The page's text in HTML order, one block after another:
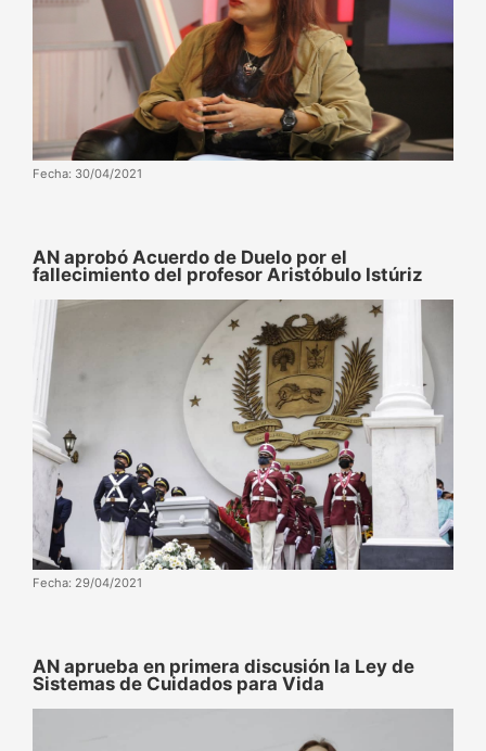
Fecha: 30/04/2021
AN aprobó Acuerdo de Duelo por el
fallecimiento del profesor Aristóbulo Istúriz
Fecha: 29/04/2021
AN aprueba en primera discusión la Ley de
Sistemas de Cuidados para Vida